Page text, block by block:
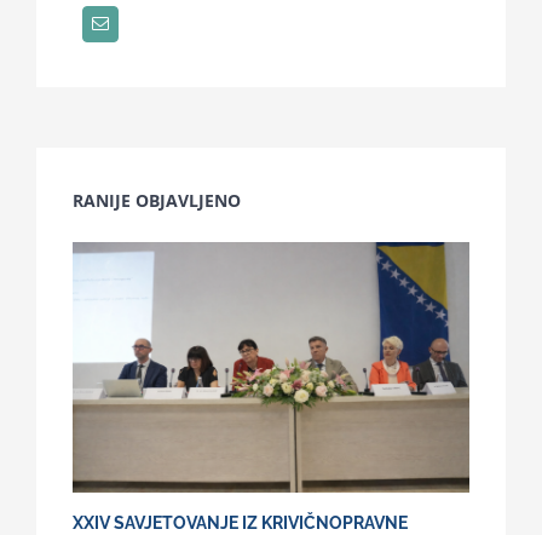
RANIJE OBJAVLJENO
XXIV SAVJETOVANJE IZ KRIVIČNOPRAVNE